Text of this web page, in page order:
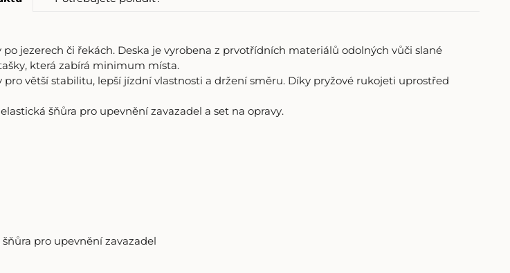
jezerech či řekách. Deska je vyrobena z prvotřídních materiálů odolných vůči slané
která zabírá minimum místa.
větší stabilitu, lepší jízdní vlastnosti a držení směru. Díky pryžové rukojeti uprostřed
šňůra pro upevnění zavazadel a set na opravy.
pro upevnění zavazadel